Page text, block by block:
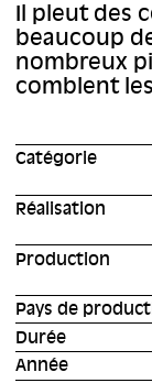
Il pleut des
beaucoup
nombreux
comblent
Catégorie
Réalisation
Production
Pays de
Durée
Année